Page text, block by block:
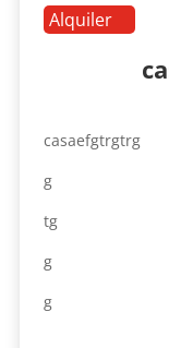
Alquiler
casaefgtrgtrg
g
tg
g
g